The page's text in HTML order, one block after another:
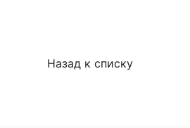
Назад к списку